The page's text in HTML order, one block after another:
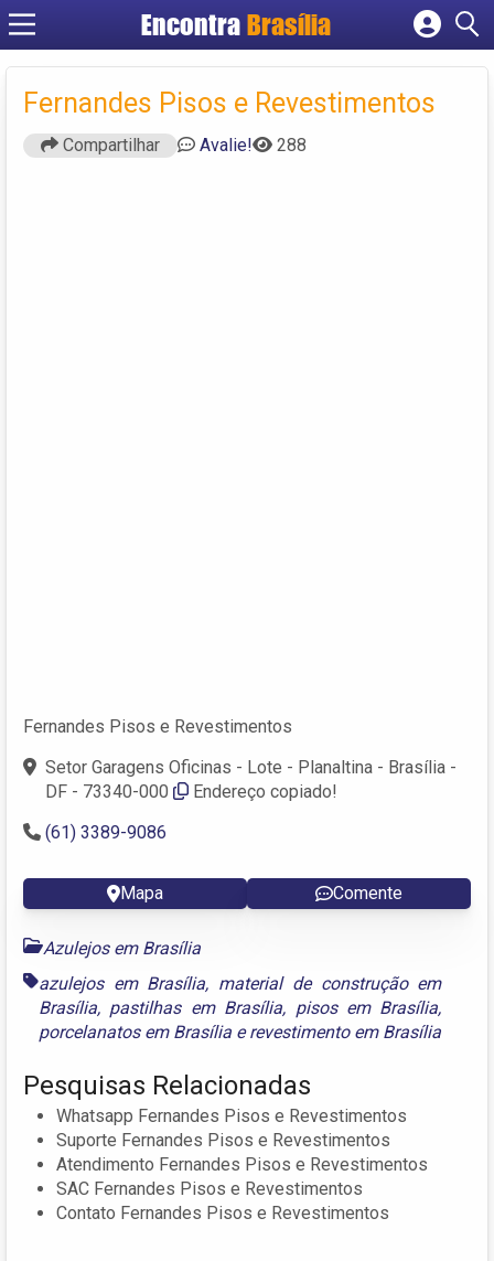
EncontraBrasília
Cadastrar empresa
Criar conta
Fernandes Pisos e Revestimentos
Compartilhar Avalie! 288
Fernandes Pisos e Revestimentos
Setor Garagens Oficinas - Lote - Planaltina - Brasília -
DF - 73340-000
Endereço copiado!
(61) 3389-9086
Mapa Comente
Azulejos em Brasília
azulejos em Brasília, material de construção em
Brasília, pastilhas em Brasília, pisos em Brasília,
porcelanatos em Brasília erevestimento em Brasília
Pesquisas Relacionadas
Whatsapp Fernandes Pisos e Revestimentos
Suporte Fernandes Pisos e Revestimentos
Atendimento Fernandes Pisos e Revestimentos
SAC Fernandes Pisos e Revestimentos
Contato Fernandes Pisos e Revestimentos